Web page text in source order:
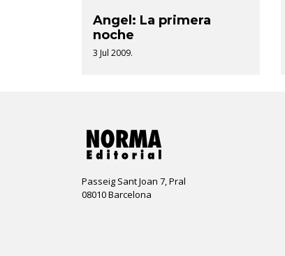
Angel: La primera
noche
3 Jul 2009.
Passeig Sant Joan 7, Pral
08010 Barcelona